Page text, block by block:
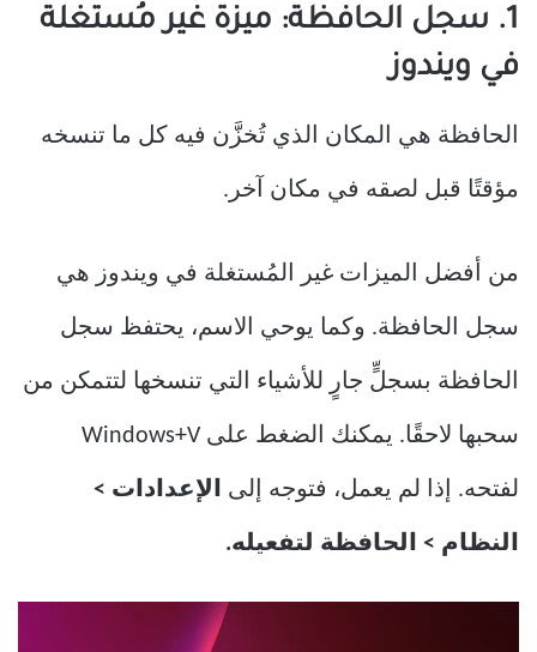
1. سجل الحافظة: ميزة غير مُستغلة
في ويندوز
الحافظة هي المكان الذي تُخزَّن فيه كل ما تنسخه
مؤقتًا قبل لصقه في مكان آخر.
من أفضل الميزات غير المُستغلة في ويندوز هي
سجل الحافظة. وكما يوحي الاسم، يحتفظ سجل
الحافظة بسجلٍّ جارٍ للأشياء التي تنسخها لتتمكن من
سحبها لاحقًا. يمكنك الضغط على Windows+V
لفتحه. إذا لم يعمل، فتوجه إلى الإعدادات >
النظام > الحافظة لتفعيله.